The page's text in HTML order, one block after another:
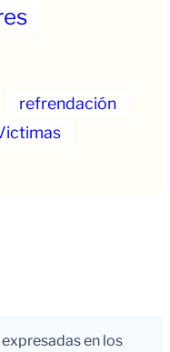
refrendación
en los